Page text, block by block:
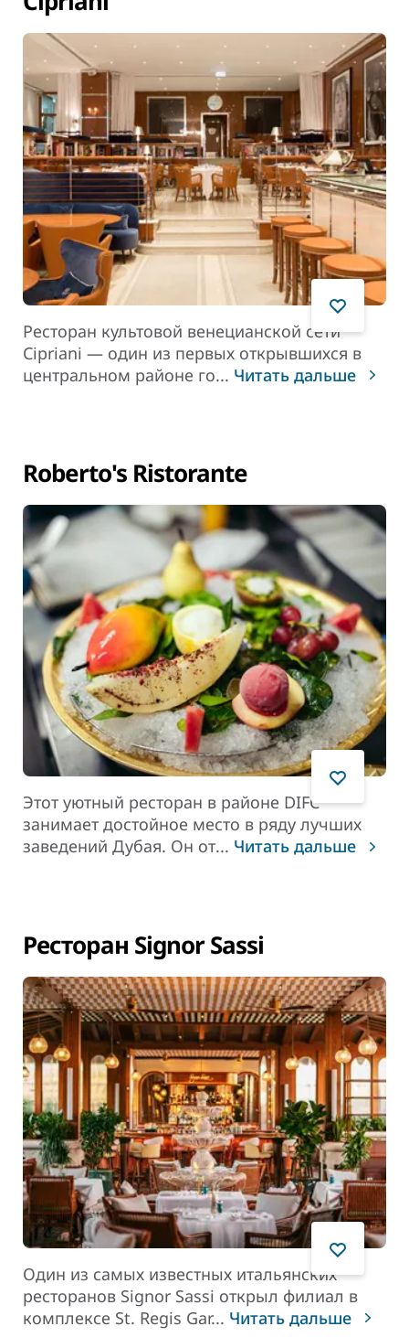
Ресторан культовой венецианской сети
Cipriani — один из первых открывшихся в
центральном районе го... Читать дальше
Roberto's Ristorante
Этот уютный ресторан в районе DIFC
занимает достойное место в ряду лучших
заведений Дубая. Он от... Читать дальше
Ресторан Signor Sassi
Один из самых известных итальянских
ресторанов Signor Sassi открыл филиал в
комплексе St. Regis Gar... Читать дальше